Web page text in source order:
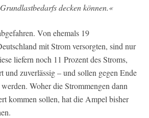
decken können.«
Von ehemals 19
mit Strom versorgten, sind nur
liefern noch 11 Prozent des Stroms,
und zuverlässig – und sollen gegen Ende
werden. Woher die Strommengen dann
kommen sollen, hat die Ampel bisher